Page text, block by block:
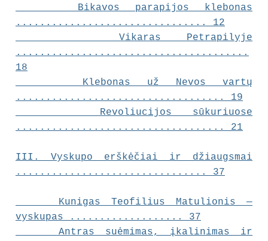
Bikavos parapijos klebonas
................................ 12
Vikaras Petrapilyje
.......................................
18
Klebonas už Nevos vartų
................................... 19
Revoliucijos sūkuriuose
................................... 21
III. Vyskupo erškėčiai ir džiaugsmai
................................ 37
Kunigas Teofilius Matulionis —
vyskupas ................... 37
Antras suėmimas, įkalinimas ir